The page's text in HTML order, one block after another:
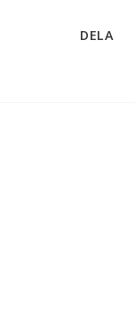
DELA